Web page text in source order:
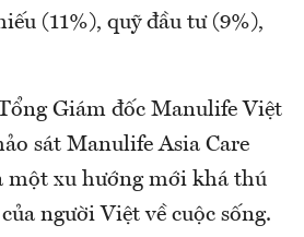
(11%), quỹ đầu tư (9%),
Giám đốc Manulife Việt
sát Manulife Asia Care
một xu hướng mới khá thú
người Việt về cuộc sống.